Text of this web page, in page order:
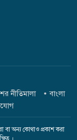
সংঘাতের
আজহারী
বেনাপোলে
আটক কনটেন্ট
নীতিমালা
বাংলা
বা অন্য কোথাও প্রকাশ করা